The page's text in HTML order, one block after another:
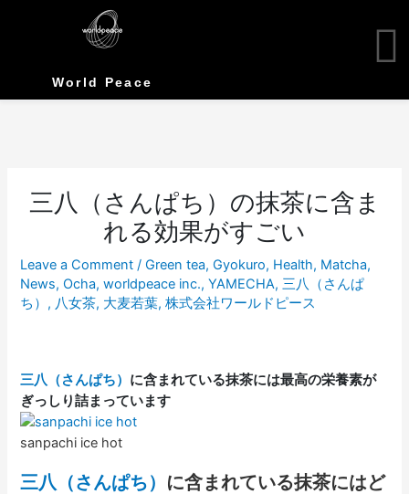
World Peace
三八（さんぱち）の抹茶に含ま
れる効果がすごい
Leave a Comment /Green tea,Gyokuro, Health, Matcha,
News,Ocha,worldpeace inc.,YAMECHA,三八（さんぱ
ち） , 八女茶, 大麦若葉,株式会社ワールドピース
三八（さんぱち） に含まれている抹茶には最高の栄養素が
ぎっしり詰まっています
sanpachi ice hot
三八（さんぱち） に含まれている抹茶にはど